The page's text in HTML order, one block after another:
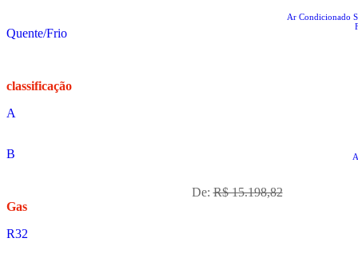
Quente/Frio
classificação
A
B
Gas
R32
Ar Condicionado
De:R$ 15.198,82